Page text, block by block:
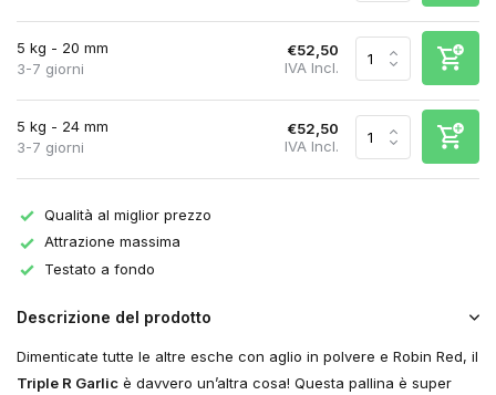
5 kg - 20 mm
3-7 giorni
€52,50
IVA Incl.
5 kg - 24 mm
3-7 giorni
€52,50
IVA Incl.
Qualità al miglior prezzo
Attrazione massima
Testato a fondo
Descrizione del prodotto
Dimenticate tutte le altre esche con aglio in polvere e Robin Red, il
Triple R Garlic è davvero un’altra cosa! Questa pallina è super